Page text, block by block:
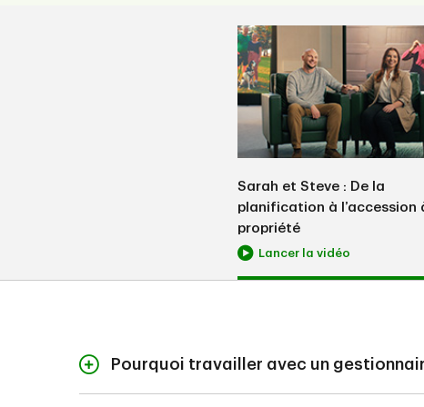
Sarah et Steve : De la
planification à l’accession
propriété
Lancer la vidéo
Pourquoi travailler avec un
Avec le Créateur